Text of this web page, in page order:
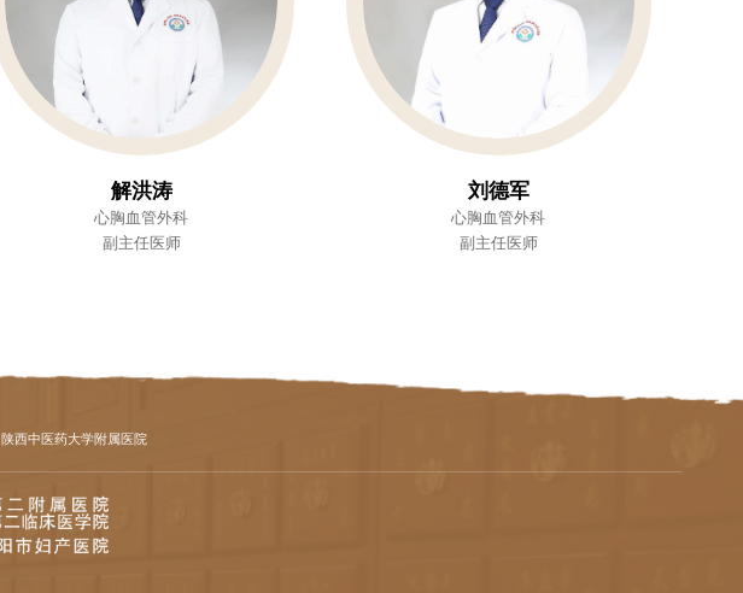
解洪涛
心胸血管外科
副主任医师
刘德军
心胸血管外科
副主任医师
陕西中医药大学附属医院